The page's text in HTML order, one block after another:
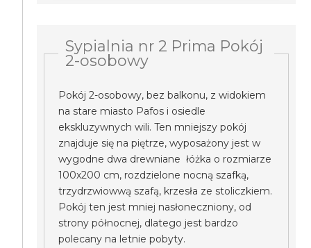
Sypialnia nr 2 Prima Pokój
2-osobowy
Pokój 2-osobowy, bez balkonu, z widokiem
na stare miasto Pafos i osiedle
ekskluzywnych wili. Ten mniejszy pokój
znajduje się na piętrze, wyposażony jest w
wygodne dwa drewniane łóżka o rozmiarze
100x200 cm, rozdzielone nocną szafką,
trzydrzwiowwą szafą, krzesła ze stoliczkiem.
Pokój ten jest mniej nasłoneczniony, od
strony północnej, dlatego jest bardzo
polecany na letnie pobyty.